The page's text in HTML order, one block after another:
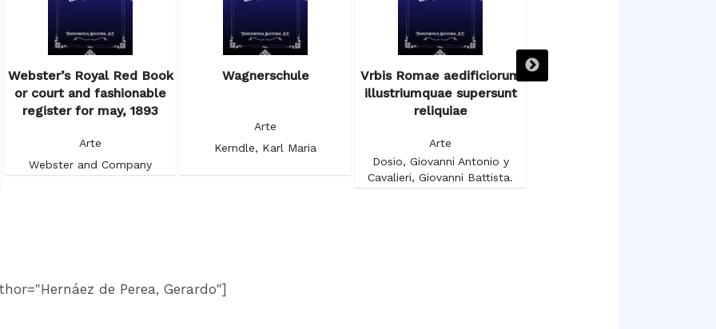
Webster’s Royal Red Book
or court and fashionable
register for may, 1893
Arte
Webster and Company
Wagnerschule
Arte
Kerndle, Karl Maria
Vrbis Romae aedificiorum
illustriumquae supersunt
reliquiae
Arte
Dosio, Giovanni Antonio y
Cavalieri, Giovanni Battista.
Voyage autour du Salon
de Perea, Gerardo"]